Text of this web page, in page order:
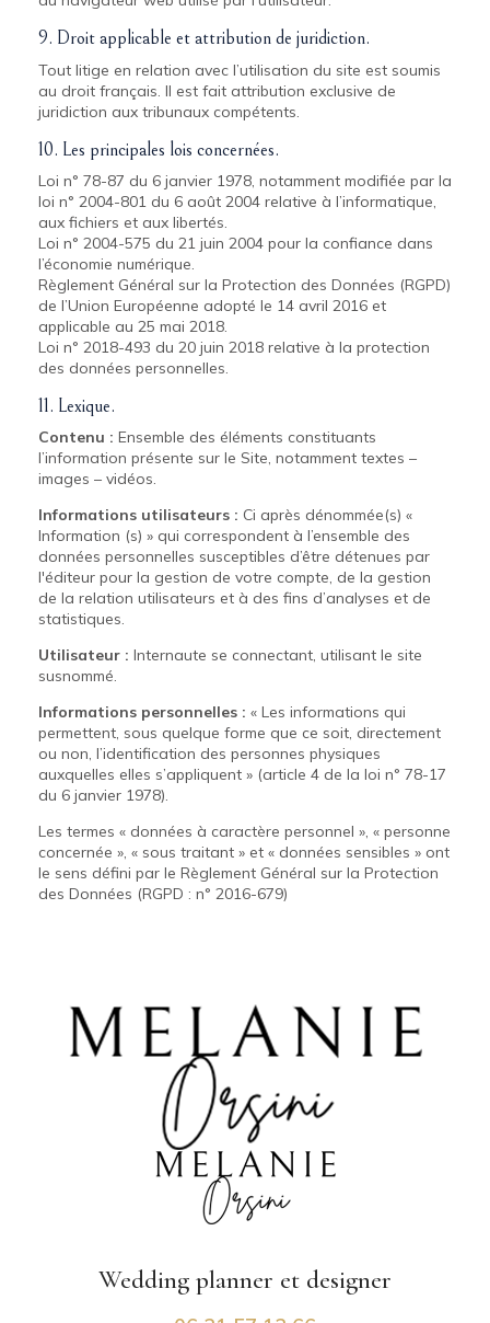
9. Droit applicable et attribution de juridiction.
Tout litige en relation avec l’utilisation du site est soumis
au droit français. Il est fait attribution exclusive de
juridiction aux tribunaux compétents.
10. Les principales lois concernées.
Loi n° 78-87 du 6 janvier 1978, notamment modifiée par la
loi n° 2004-801 du 6 août 2004 relative à l’informatique,
aux fichiers et aux libertés.
Loi n° 2004-575 du 21 juin 2004 pour la confiance dans
l’économie numérique.
Règlement Général sur la Protection des Données (RGPD)
de l’Union Européenne adopté le 14 avril 2016 et
applicable au 25 mai 2018.
Loi n° 2018-493 du 20 juin 2018 relative à la protection
des données personnelles.
11. Lexique.
Contenu : Ensemble des éléments constituants
l’information présente sur le Site, notamment textes –
images – vidéos.
Informations utilisateurs : Ci après dénommée(s) «
Information (s) » qui correspondent à l’ensemble des
données personnelles susceptibles d’être détenues par
l'éditeur pour la gestion de votre compte, de la gestion
de la relation utilisateurs et à des fins d’analyses et de
statistiques.
Utilisateur : Internaute se connectant, utilisant le site
susnommé.
Informations personnelles : « Les informations qui
permettent, sous quelque forme que ce soit, directement
ou non, l’identification des personnes physiques
auxquelles elles s’appliquent » (article 4 de la loi n° 78-17
du 6 janvier 1978).
Les termes « données à caractère personnel », « personne
concernée », « sous traitant » et « données sensibles » ont
le sens défini par le Règlement Général sur la Protection
des Données (RGPD : n° 2016-679)
Wedding planner et designer